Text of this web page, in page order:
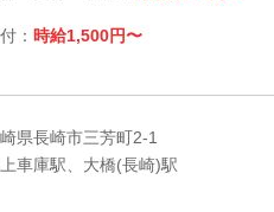
： 時給1,500円〜
県長崎市三芳町2-1
車庫駅、大橋(長崎)駅